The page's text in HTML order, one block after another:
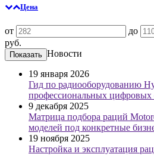
Цена
от
до
руб.
Новости
19 января 2026
Гид по радиооборудованию
профессиональных цифровых
9 декабря 2025
Матрица подбора раций
моделей под конкретные
19 ноября 2025
Настройка и эксплуатация